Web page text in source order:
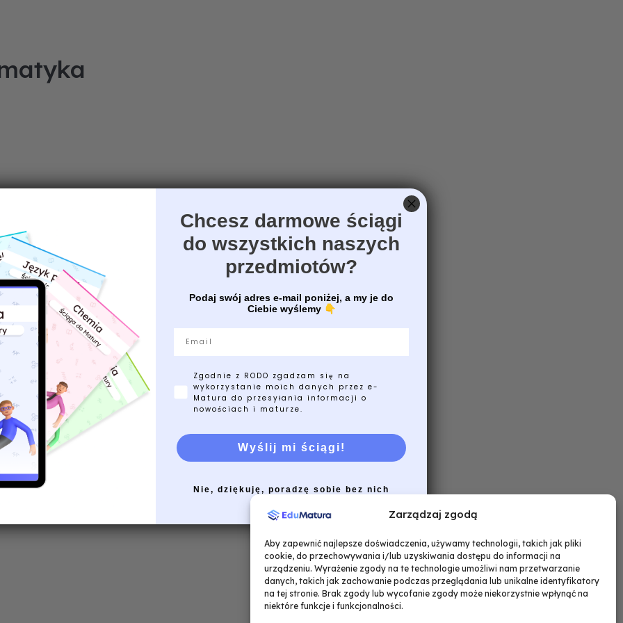
Zarządzaj zgodą
Aby zapewnić najlepsze doświadczenia, używamy technologii, takich jak pliki
cookie, do przechowywania i/lub uzyskiwania dostępu do informacji na
urządzeniu. Wyrażenie zgody na te technologie umożliwi nam przetwarzanie
danych, takich jak zachowanie podczas przeglądania lub unikalne identyfikatory
na tej stronie. Brak zgody lub wycofanie zgody może niekorzystnie wpłynąć na
niektóre funkcje i funkcjonalności.
Chcesz darmowe ściągi
do wszystkich naszych
przedmiotów?
Podaj swój adres e-mail poniżej, a my je do
Ciebie wyślemy 👇
Zgodnie z RODO zgadzam się na
wykorzystanie moich danych przez e-
Matura do przesyłania informacji o
nowościach i maturze.
Wyślij mi ściągi!
Nie, dziękuję, poradzę sobie bez nich